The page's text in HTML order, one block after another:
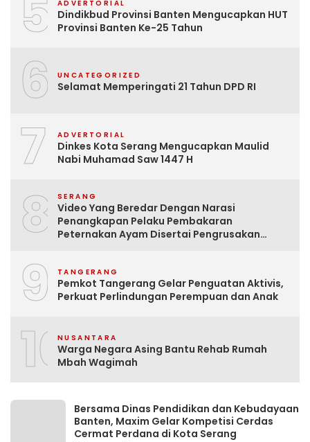
5 ADVERTORIAL
Dindikbud Provinsi Banten Mengucapkan HUT
Provinsi Banten Ke-25 Tahun
6 UNCATEGORIZED
Selamat Memperingati 21 Tahun DPD RI
7 ADVERTORIAL
Dinkes Kota Serang Mengucapkan Maulid
Nabi Muhamad Saw 1447 H
8 SERANG
Video Yang Beredar Dengan Narasi
Penangkapan Pelaku Pembakaran
Peternakan Ayam Disertai Pengrusakan
9 TANGERANG
Pemkot Tangerang Gelar Penguatan Aktivis,
Perkuat Perlindungan Perempuan dan Anak
10NUSANTARA
Warga Negara Asing Bantu Rehab Rumah
Mbah Wagimah
Bersama Dinas Pendidikan dan Kebudayaan
Banten, Maxim Gelar Kompetisi Cerdas
Cermat Perdana di Kota Serang